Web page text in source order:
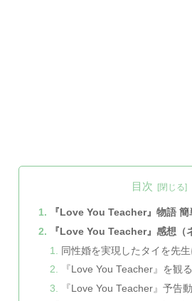
目次
『Love You Teacher』物語 簡
『Love You Teacher』感想（
同性婚を実現したタイを先生
『Love You Teacher』を観
『Love You Teacher』予告